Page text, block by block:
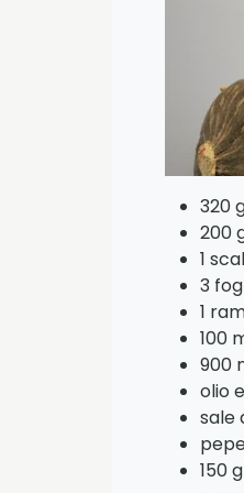
320
200
1
3
1
100
900
olio
sale
150